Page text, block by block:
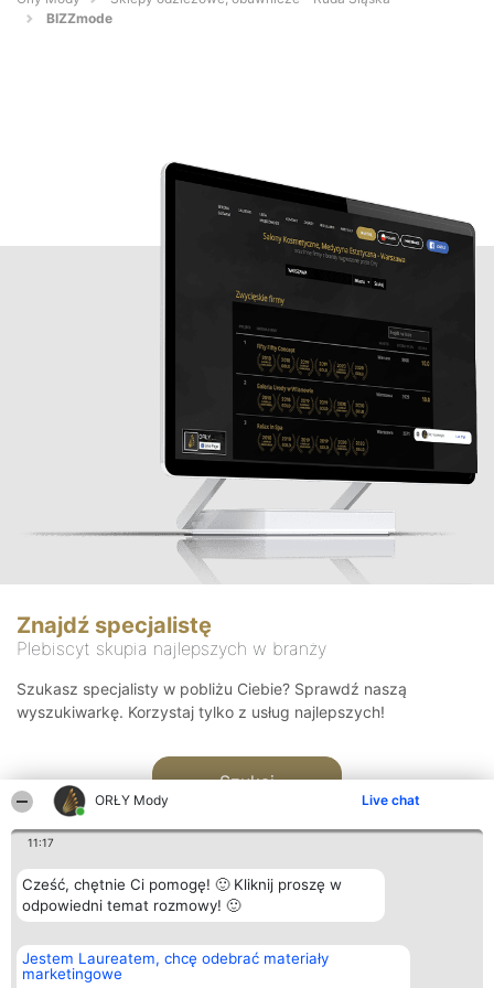
ORŁY Mody Live chat
11:17
Cześć, chętnie Ci pomogę! 🙂 Kliknij proszę w
odpowiedni temat rozmowy! 🙂
Jestem Laureatem, chcę odebrać materiały
marketingowe
BIZZmode
Znajdź specjalistę
Plebiscyt skupia najlepszych w branży
Szukasz specjalisty w pobliżu Ciebie? Sprawdź naszą
wyszukiwarkę. Korzystaj tylko z usług najlepszych!
Szukaj
Organizator plebiscytu
Bright Side Solutions sp. z o.
o. sp. k.
Plebiscyt
Laureaci
Kontakt
Kontakt